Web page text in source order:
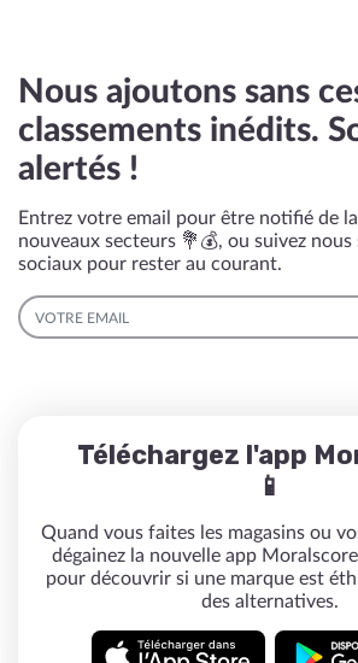
Nous ajoutons sans
classements inédits.
alertés !
Entrez votre email pour être notifié de
nouveaux secteurs 💐💰, ou suivez nous
sociaux pour rester au courant.
EMAIL
Téléchargez l'app
📱
Quand vous faites les magasins ou
dégainez la nouvelle app
pour découvrir si une marque est
des alternatives.